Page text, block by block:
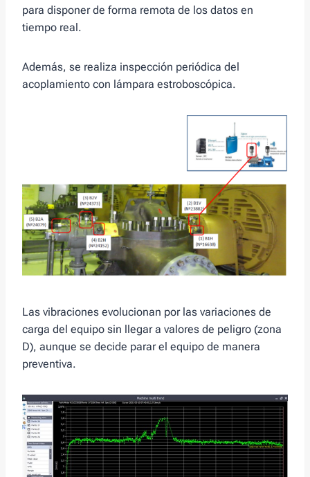
para disponer de forma remota de los datos en
tiempo real.
Además, se realiza inspección periódica del
acoplamiento con lámpara estroboscópica.
Las vibraciones evolucionan por las variaciones de
carga del equipo sin llegar a valores de peligro (zona
D), aunque se decide parar el equipo de manera
preventiva.